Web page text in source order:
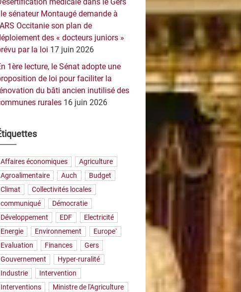
sénateur Montaugé demande à
Occitanie son plan de
des « docteurs juniors »
par la loi 17 juin 2026
1ère lecture, le Sénat adopte une
de loi pour faciliter la
du bâti ancien inutilisé des
rurales 16 juin 2026
Affaires économiques
Agriculture
Agroalimentaire
Auch
Budget
Climat
Collectivités locales
communiqué
Démocratie
Développement
EDF
Electricité
Energie
Environnement
Europe`
Evaluation
Finances
Gers
Gouvernement
Hyper-ruralité
Industrie
Intervention
Interventions
Ministre de l'Agriculture